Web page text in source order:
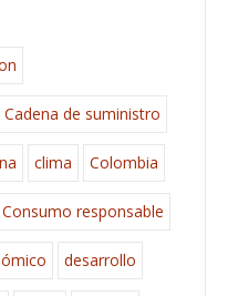
Cadena de suministro
clima Colombia
Consumo responsable
desarrollo